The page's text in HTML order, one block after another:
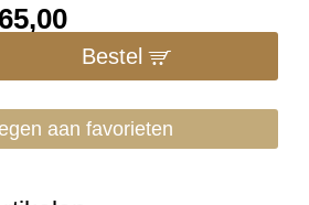
65,00
Bestel
aan favorieten